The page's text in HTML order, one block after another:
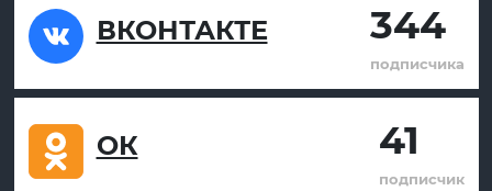
ВКОНТАКТЕ 344
подписчика
ОК 41
подписчик